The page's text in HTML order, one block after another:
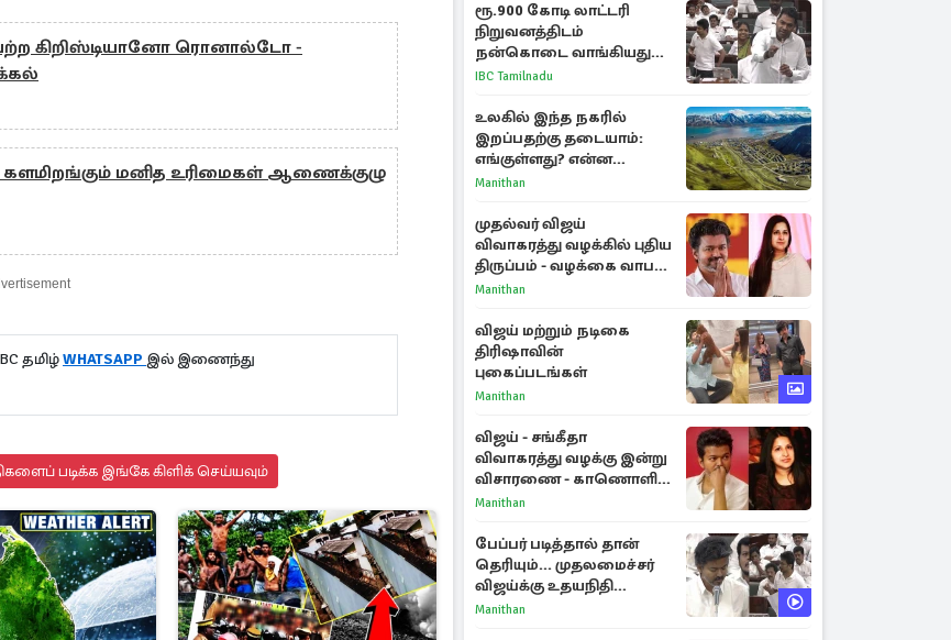
கிறிஸ்டியானோ ரொனால்டோ -
மனித உரிமைகள் ஆணைக்குழு
தமிழ்WHATSAPP இல் இணைந்து
படிக்க இங்கே கிளிக் செய்யவும்
ரூ.900 கோடி லாட்டரி
நிறுவனத்திடம்
நன்கொடை வாங்கியது
ஏன்? உதயநிதி - ஆதவ்
IBC Tamilnadu
உலகில் இந்த நகரில்
இறப்பதற்கு தடையாம்:
எங்குள்ளது? என்ன
காரணம் தெரியுமா?
Manithan
முதல்வர் விஜய்
விவாகரத்து வழக்கில் புதிய
திருப்பம் - வழக்கை வாபஸ்
பெற்ற சங்கீதா!
Manithan
விஜய் மற்றும் நடிகை
திரிஷாவின்
புகைப்படங்கள்
Manithan
விஜய் - சங்கீதா
விவாகரத்து வழக்கு இன்று
விசாரணை - காணொளி
மூலம் ஆஜராக வாய்ப்பு
Manithan
பேப்பர் படித்தால் தான்
தெரியும்... முதலமைச்சர்
விஜய்க்கு உதயநிதி
ஸ்டாலின் பதிலடி
Manithan